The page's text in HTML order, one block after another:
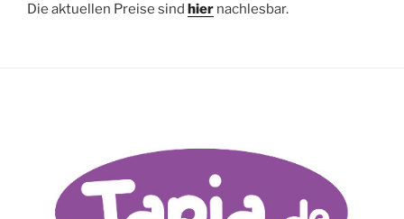
Die aktuellen Preise sind hier nachlesbar.